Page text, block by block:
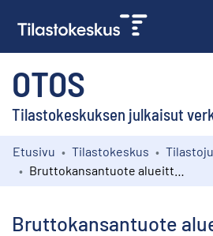
OTOS
Tilastokeskuksen julkaisut
Kokoelmat
Etusivu Tilastokeskus
Bruttokansantuote